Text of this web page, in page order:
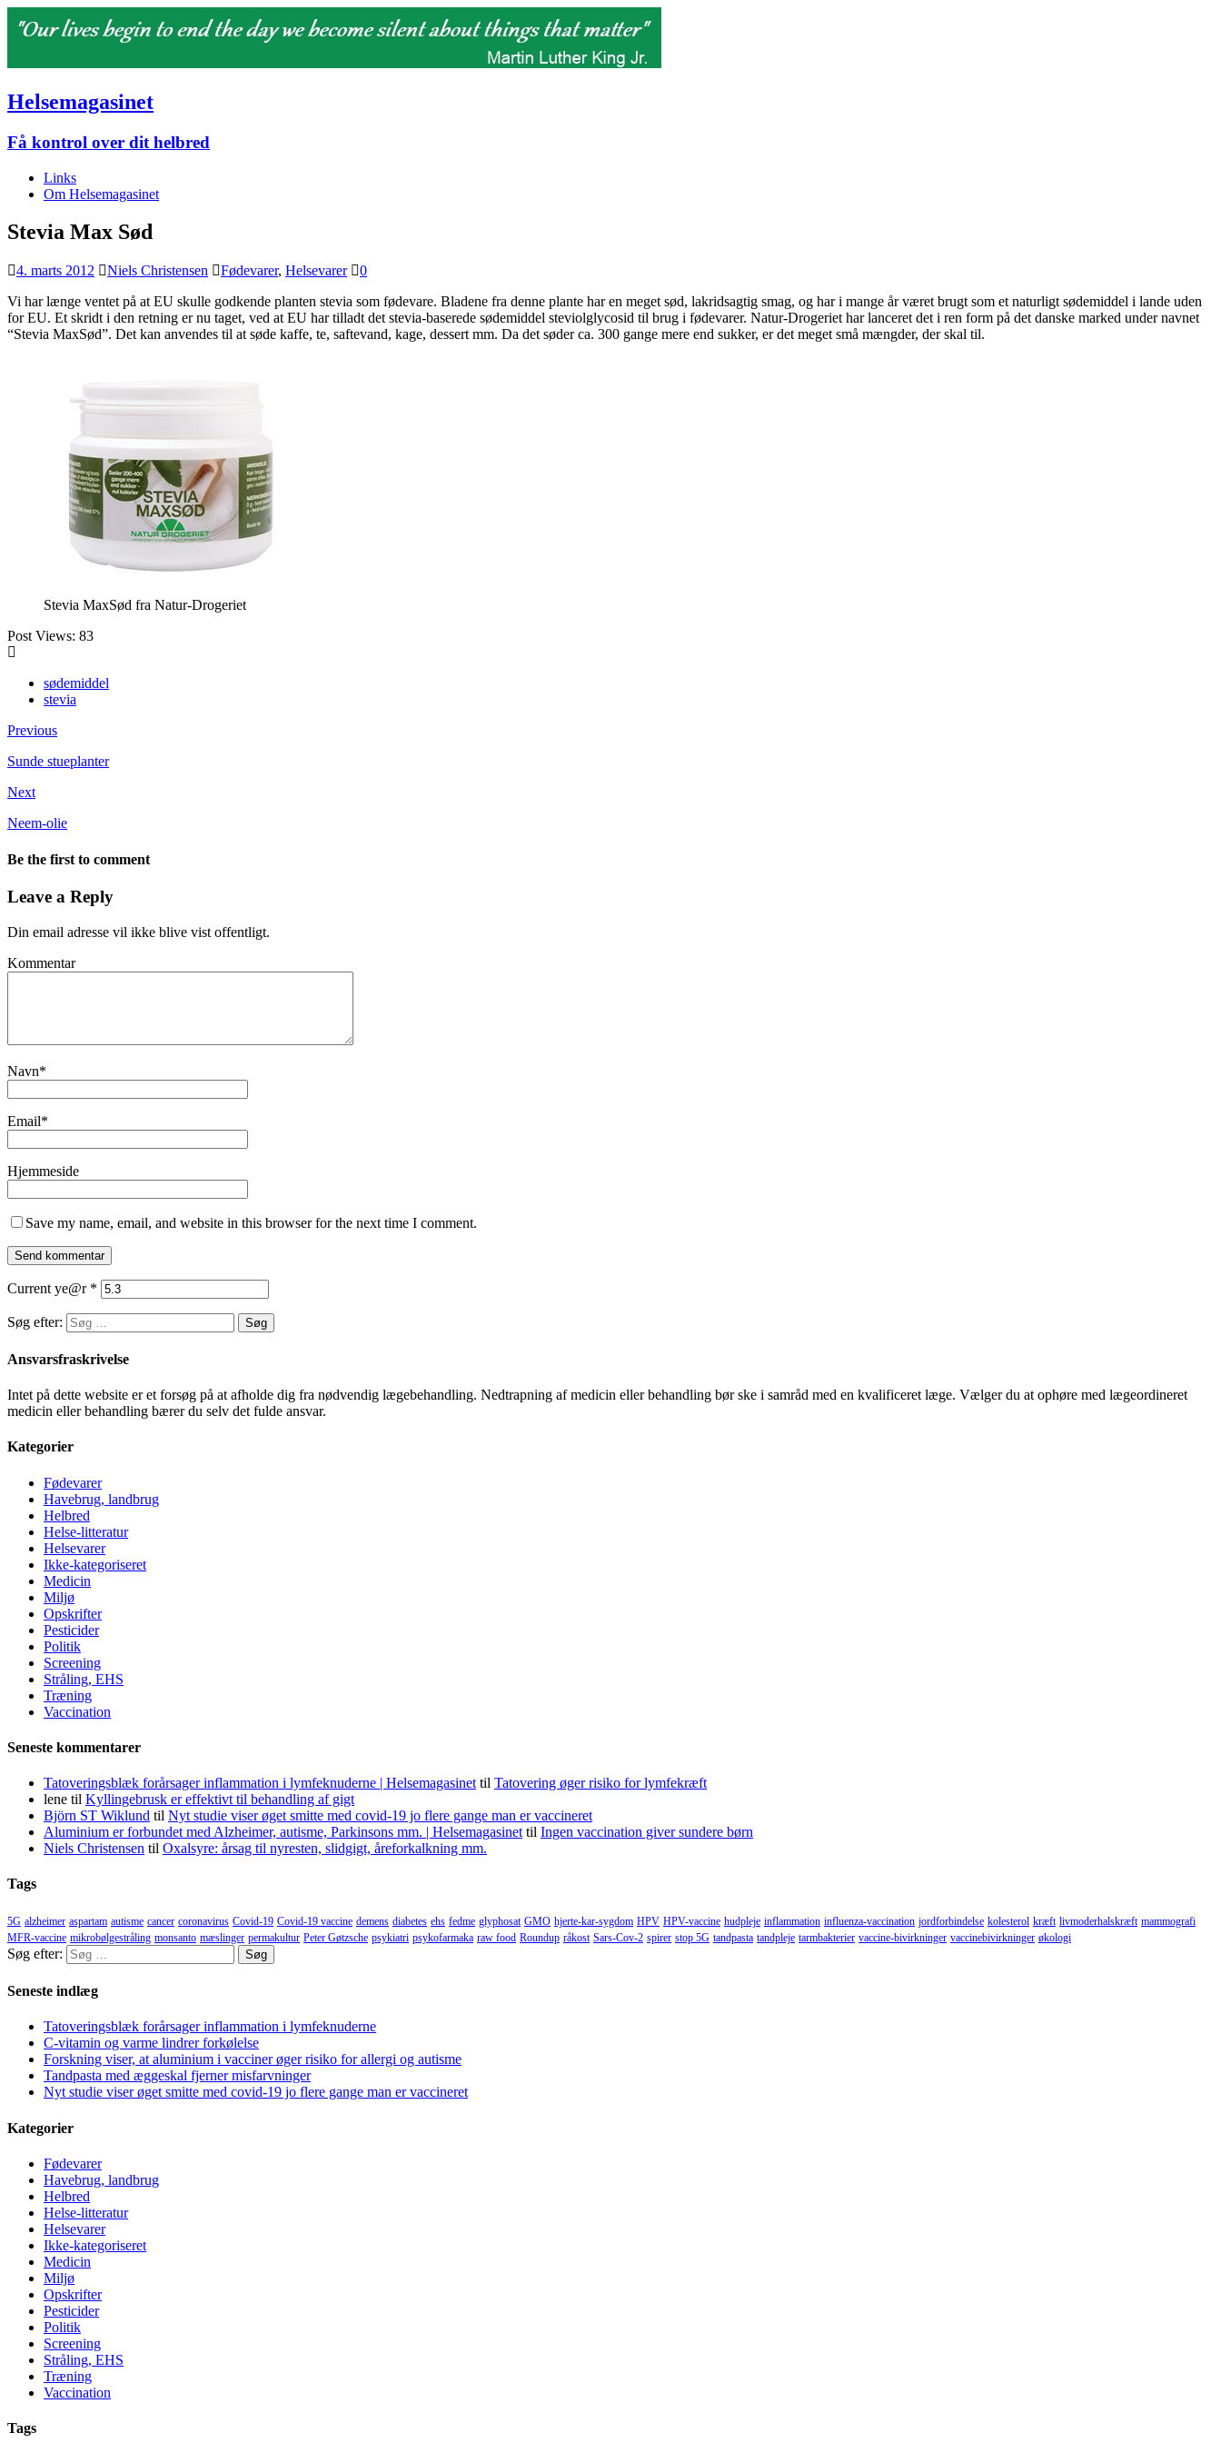
Helsemagasinet
Få kontrol over dit helbred
Links
Om Helsemagasinet
Stevia Max Sød
4. marts 2012 Niels Christensen Fødevarer, Helsevarer
0
Vi har længe ventet på at EU skulle godkende planten stevia som fødevare. Bladene fra denne plante har en meget sød, lakridsagtig smag, og har i mange år været brugt som et naturligt sødemiddel i lande uden
for EU. Et skridt i den retning er nu taget, ved at EU har tilladt det stevia-baserede sødemiddel steviolglycosid til brug i fødevarer. Natur-Drogeriet har lanceret det i ren form på det danske marked under navnet
“Stevia MaxSød”. Det kan anvendes til at søde kaffe, te, saftevand, kage, dessert mm. Da det søder ca. 300 gange mere end sukker, er det meget små mængder, der skal til.
Stevia MaxSød fra Natur-Drogeriet
Post Views: 83
sødemiddel
stevia
Previous
Sunde stueplanter
Next
Neem-olie
Be the first to comment
Leave a Reply
Din email adresse vil ikke blive vist offentligt.
Kommentar
Navn*
Email*
Hjemmeside
Save my name, email, and website in this browser for the next time I comment.
Current ye@r *
Søg efter:
Ansvarsfraskrivelse
Intet på dette website er et forsøg på at afholde dig fra nødvendig lægebehandling. Nedtrapning af medicin eller behandling bør ske i samråd med en kvalificeret læge. Vælger du at ophøre med lægeordineret
medicin eller behandling bærer du selv det fulde ansvar.
Kategorier
Fødevarer
Havebrug, landbrug
Helbred
Helse-litteratur
Helsevarer
Ikke-kategoriseret
Medicin
Miljø
Opskrifter
Pesticider
Politik
Screening
Stråling, EHS
Træning
Vaccination
Seneste kommentarer
Tatoveringsblæk forårsager inflammation i lymfeknuderne | Helsemagasinet til Tatovering øger risiko for lymfekræft
lene til Kyllingebrusk er effektivt til behandling af gigt
Björn ST Wiklund til Nyt studie viser øget smitte med covid-19 jo flere gange man er vaccineret
Aluminium er forbundet med Alzheimer, autisme, Parkinsons mm. | Helsemagasinet til Ingen vaccination giver sundere børn
Niels Christensen til Oxalsyre: årsag til nyresten, slidgigt, åreforkalkning mm.
Tags
5G alzheimer aspartam autisme cancer coronavirus Covid-19 Covid-19 vaccine demens diabetes ehs fedme glyphosat GMO hjerte-kar-sygdom HPV HPV-vaccine hudpleje inflammation influenza-vaccination jordforbindelse kolesterol kræft livmoderhalskræft mammografi
MFR-vaccine mikrobølgestråling monsanto mæslinger permakultur Peter Gøtzsche psykiatri psykofarmaka raw food Roundup råkost Sars-Cov-2 spirer stop 5G tandpasta tandpleje tarmbakterier vaccine-bivirkninger vaccinebivirkninger økologi
Søg efter:
Seneste indlæg
Tatoveringsblæk forårsager inflammation i lymfeknuderne
C-vitamin og varme lindrer forkølelse
Forskning viser, at aluminium i vacciner øger risiko for allergi og autisme
Tandpasta med æggeskal fjerner misfarvninger
Nyt studie viser øget smitte med covid-19 jo flere gange man er vaccineret
Kategorier
Fødevarer
Havebrug, landbrug
Helbred
Helse-litteratur
Helsevarer
Ikke-kategoriseret
Medicin
Miljø
Opskrifter
Pesticider
Politik
Screening
Stråling, EHS
Træning
Vaccination
Tags